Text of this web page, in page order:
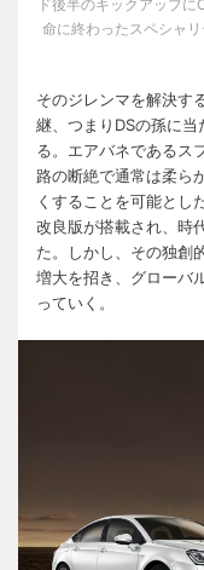
ド後半のキックアップに
命に終わったスペシャリ
そのジレンマを解決す
継、つまり DSの孫に当
る。エアバネであるス
路の断絶で通常は柔ら
くすることを可能とし
改良版が搭載され、時
た。しかし、その独創
増大を招き、グローバ
っていく。